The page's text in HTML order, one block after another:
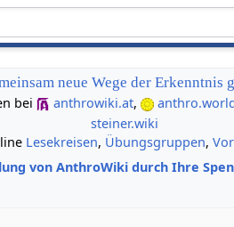
neue Wege der Erkenntnis
bei
anthrowiki.at,
steiner.wiki
Lesekreisen, Übungsgruppen,
von AnthroWiki durch Ihre